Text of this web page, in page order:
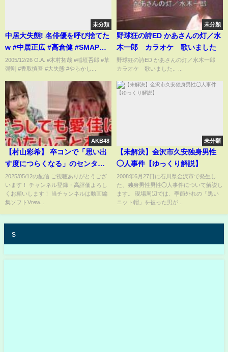
未分類
中居大失態! 名俳優を呼び捨てた
w #中居正広 #高倉健 #SMAP
#Shorts
2005/12/26 O.A. #木村拓哉 #稲垣吾郎 #草
彅剛 #香取慎吾 #大失態 #やらかし...
未分類
野球狂の詩ED かあさんの灯／水
木一郎 カラオケ 歌いました
野球狂の詩ED かあさんの灯／水木一郎
カラオケ 歌いました。...
AKB48
【村山彩希】 卒コンで「思い出
す度につらくなる」のセンター
に田口愛佳を選んだ理由が尊く
て泣ける 【AKB48】
2025/05/12の配信 ご視聴ありがとうござ
います！ チャンネル登録・高評価よろし
くお願いします！ 当チャンネルは動画編
集ソフトVrew...
未分類
【未解決】金沢市久安独身男性
◯人事件【ゆっくり解説】
2008年6月27日に石川県金沢市で発生し
た、独身男性男性◯人事件について解説し
ます。 現場周辺では、季節外れの「黒い
ニット帽」を被った男が...
s